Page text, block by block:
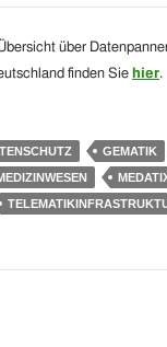
über
finden Sie hier.
GEMATIK